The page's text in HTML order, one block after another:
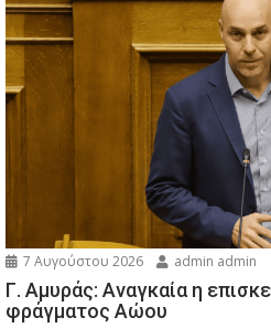
7 Αυγούστου 2026 admin admin
Γ. Αμυράς: Αναγκαία η
φράγματος Αώου